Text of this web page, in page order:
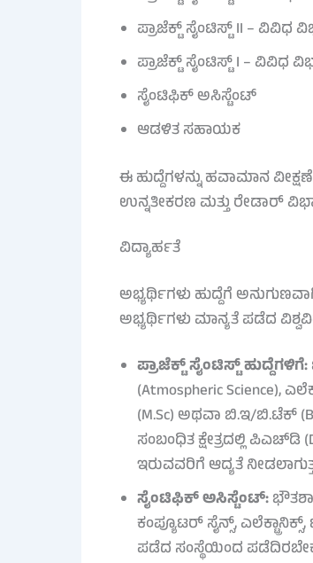
ಪ್ರಾಜೆಕ್ಟ್ ಸೈಂಟಿಸ್ಟ್ II – ವಿವಿಧ
ಪ್ರಾಜೆಕ್ಟ್ ಸೈಂಟಿಸ್ಟ್ I – ವಿವಿಧ
ಸೈಂಟಿಫಿಕ್ ಅಸಿಸ್ಟೆಂಟ್
ಆಡಳಿತ ಸಹಾಯಕ
ಈ ಹುದ್ದೆಗಳನ್ನು ಹವಾಮಾನ
ಉನ್ನತೀಕರಣ ಮತ್ತು ರೇಡಾರ್
ವಿದ್ಯಾರ್ಹತೆ
ಅಭ್ಯರ್ಥಿಗಳು ಹುದ್ದೆಗೆ
ಅಭ್ಯರ್ಥಿಗಳು ಮಾನ್ಯತೆ ಪಡೆದ
ಪ್ರಾಜೆಕ್ಟ್ ಸೈಂಟಿಸ್ಟ್ ಹುದ್ದೆಗಳಿಗೆ:
(Atmospheric Science),
(M.Sc) ಅಥವಾ ಬಿ.ಇ/ಬಿ.ಟೆಕ್
ಸಂಬಂಧಿತ ಕ್ಷೇತ್ರದಲ್ಲಿ
ಇರುವವರಿಗೆ ಆದ್ಯತೆ
ಸೈಂಟಿಫಿಕ್ ಅಸಿಸ್ಟೆಂಟ್:
ಕಂಪ್ಯೂಟರ್ ಸೈನ್ಸ್,
ಪಡೆದ ಸಂಸ್ಥೆಯಿಂದ